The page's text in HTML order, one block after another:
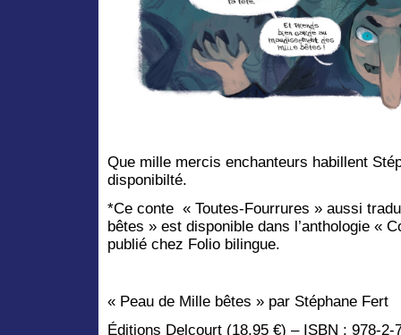
Que mille mercis enchanteurs habillent
disponibilté.
*Ce conte « Toutes-Fourrures » aussi
bêtes » est disponible dans l’anthologie «
publié chez Folio bilingue.
« Peau de Mille bêtes » par Stéphane Fert
Éditions Delcourt (18,95 €) – ISBN : 978-2-